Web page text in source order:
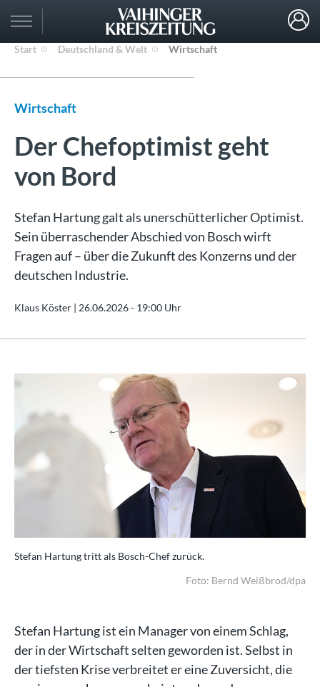
Start Deutschland & Welt Wirtschaft
Wirtschaft
Der Chefoptimist geht
von Bord
Stefan Hartung galt als unerschütterlicher Optimist.
Sein überraschender Abschied von Bosch wirft
Fragen auf – über die Zukunft des Konzerns und der
deutschen Industrie.
Klaus Köster | 26.06.2026 - 19:00 Uhr
Stefan Hartung tritt als Bosch-Chef zurück.
Foto: Bernd Weißbrod/dpa
Stefan Hartung ist ein Manager von einem Schlag,
der in der Wirtschaft selten geworden ist. Selbst in
der tiefsten Krise verbreitet er eine Zuversicht, die